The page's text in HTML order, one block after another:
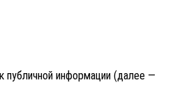
публичной информации (далее —